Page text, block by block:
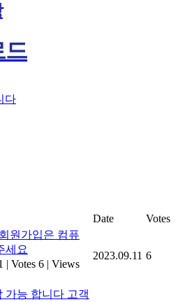
드
다
Date Votes
원가입은 컴퓨
세요
| Votes 6 | Views
2023.09.11 6
가능 합니다 고객